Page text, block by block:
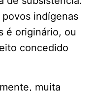
indígenas
é originário, ou
concedido
muita